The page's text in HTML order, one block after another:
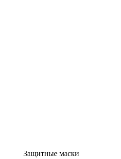
Защитные маски